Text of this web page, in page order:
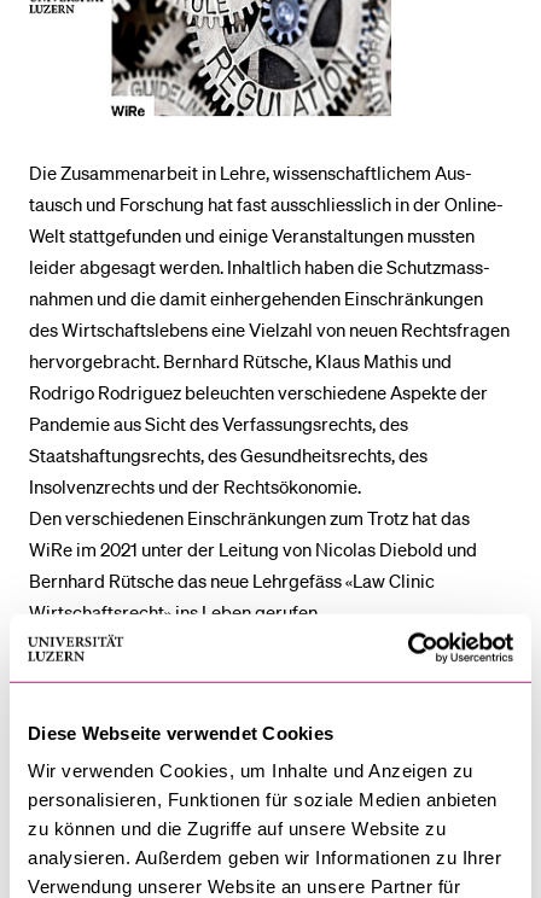
Diese Webseite verwendet Cookies
Wir verwenden Cookies, um Inhalte und Anzeigen zu
personalisieren, Funktionen für soziale Medien anbieten
zu können und die Zugriffe auf unsere Website zu
analysieren. Außerdem geben wir Informationen zu Ihrer
Verwendung unserer Website an unsere Partner für
Die Zusammenarbeit in Lehre, wissenschaftlichem Aus­
tausch und Forschung hat fast ausschliesslich in der Online-
Welt stattgefunden und einige Veranstaltungen mussten
leider abgesagt werden. Inhaltlich haben die Schutz­mass­
nahmen und die damit einhergehenden Einschränkungen
des Wirtschaftslebens eine Vielzahl von neuen Rechtsfragen
hervorgebracht. Bernhard Rütsche, Klaus Mathis und
Rodrigo Rodriguez beleuchten verschiedene Aspekte der
Pandemie aus Sicht des Ver­fassungs­rechts, des
Staatshaftungsrechts, des Gesundheitsrechts, des
Insolvenzrechts und der Rechtsökonomie.
Den verschiedenen Einschränkungen zum Trotz hat das
WiRe im 2021 unter der Leitung von Nicolas Diebold und
Bernhard Rütsche das neue Lehrgefäss «Law Clinic
Wirtschafts­recht» ins Leben gerufen.
Als erste Forschende der Universität Luzern hat Mira Burri
Auswirkungen des zunehmenden Datenverkehrs auf das
internationale Handels­recht.
Neben diesen Projekten haben die Mitglieder im Rahmen
der fünf Forschungsbereiche des WiRe – Methoden,
Unternehmen, Märkte, Sanktionen und Globales –
Sportangebot
Menuplan Mensa
Anmeldung und Zulassung